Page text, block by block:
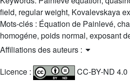
field, regular weight, Kovalevskaya
Mots-clés : Équation de Painlevé,
homogéne, poids normal, exposant
Affiliations des auteurs :
Licence :
CC-BY-ND 4.0